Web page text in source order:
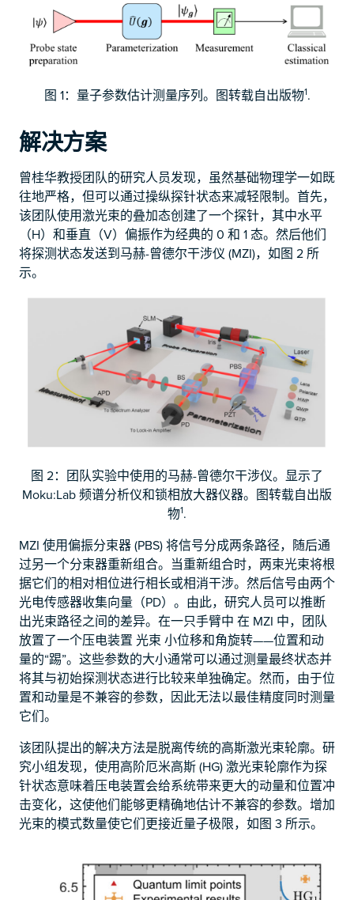
图 1：量子参数估计测量序列。图转载自出版物1.
解决方案
曾桂华教授团队的研究人员发现，虽然基础物理学一如既
往地严格，但可以通过操纵探针状态来减轻限制。首先，
该团队使用激光束的叠加态创建了一个探针，其中水平
（H）和垂直（V）偏振作为经典的 0 和 1 态。然后他们
将探测状态发送到马赫-曾德尔干涉仪 (MZI)，如图 2 所
示。
图 2：团队实验中使用的马赫-曾德尔干涉仪。显示了
Moku:Lab 频谱分析仪和锁相放大器仪器。图转载自出版
物1.
MZI 使用偏振分束器 (PBS) 将信号分成两条路径，随后通
过另一个分束器重新组合。当重新组合时，两束光束将根
据它们的相对相位进行相长或相消干涉。然后信号由两个
光电传感器收集向量（PD）。由此，研究人员可以推断
出光束路径之间的差异。在一只手臂中 在 MZI 中，团队
放置了一个压电装置 光束 小位移和角旋转——位置和动
量的“踢”。这些参数的大小通常可以通过测量最终状态并
将其与初始探测状态进行比较来单独确定。然而，由于位
置和动量是不兼容的参数，因此无法以最佳精度同时测量
它们。
该团队提出的解决方法是脱离传统的高斯激光束轮廓。研
究小组发现，使用高阶厄米高斯 (HG) 激光束轮廓作为探
针状态意味着压电装置会给系统带来更大的动量和位置冲
击变化，这使他们能够更精确地估计不兼容的参数。增加
光束的模式数量使它们更接近量子极限，如图 3 所示。